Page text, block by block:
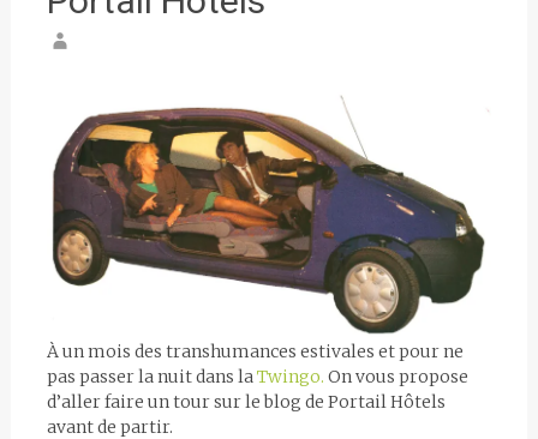
À un mois des transhumances estivales et pour ne
pas passer la nuit dans laTwingo. On vous propose
d’aller faire un tour sur le blog de Portail Hôtels
avant de partir.